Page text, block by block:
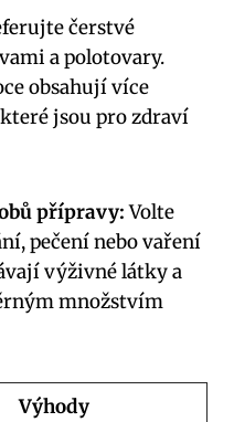
čerstvé
a polotovary.
obsahují více
jsou pro‍ zdraví‍
přípravy:Volte⁢
pečení nebo ⁤vaření
​výživné látky a
množstvím
Výhody